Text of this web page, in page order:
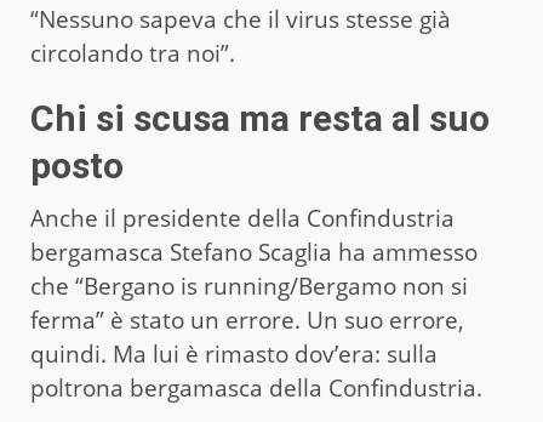
“Nessuno sapeva che il virus stesse già
circolando tra noi”.
Chi si scusa ma resta al suo
posto
Anche il presidente della Confindustria
bergamasca Stefano Scaglia ha ammesso
che “Bergano is running/Bergamo non si
ferma” è stato un errore. Un suo errore,
quindi. Ma lui è rimasto dov’era: sulla
poltrona bergamasca della Confindustria.